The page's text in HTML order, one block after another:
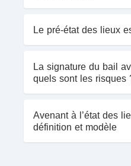
Le pré-état des lieux
La signature du bail
quels sont les risques
Avenant à l’état des
définition et modèle